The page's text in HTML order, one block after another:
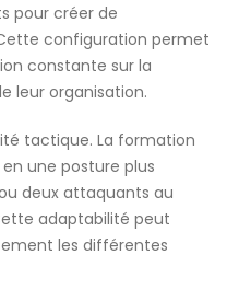
pour créer de
configuration permet
constante sur la
leur organisation.
tactique. La formation
une posture plus
deux attaquants au
adaptabilité peut
les différentes